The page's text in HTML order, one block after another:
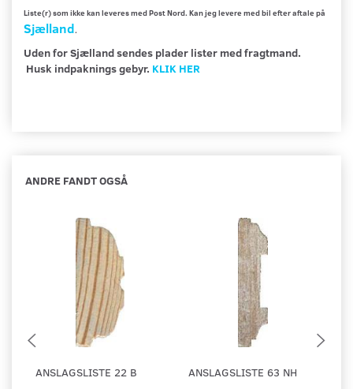
Liste(r) som ikke kan leveres med Post Nord. Kan jeg levere med bil efter aftale på
Sjælland.
Uden for Sjælland sendes plader lister med fragtmand.
Husk indpaknings gebyr. KLIK HER
ANDRE FANDT OGSÅ
ANSLAGSLISTE 22 B
ANSLAGSLISTE 63 NH